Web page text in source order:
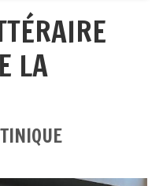
LA